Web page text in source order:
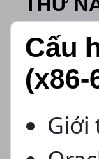
Cấu
(x86-
Giới